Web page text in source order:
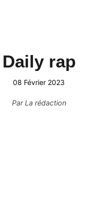
Daily rap
08 Février 2023
ParLa rédaction